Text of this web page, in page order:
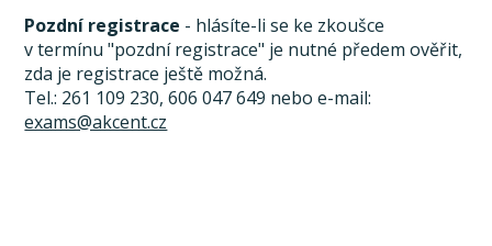
Pozdní registrace - hlásíte-li se ke zkoušce
v termínu "pozdní registrace" je nutné předem ověřit,
zda je registrace ještě možná.
Tel.: 261 109 230, 606 047 649 nebo e-mail:
exams@akcent.cz